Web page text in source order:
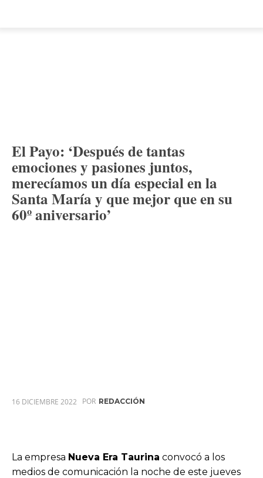
El Payo: ‘Después de tantas
emociones y pasiones juntos,
merecíamos un día especial en la
Santa María y que mejor que en su
60º aniversario’
16 DICIEMBRE 2022 POR REDACCIÓN
La empresa Nueva Era Taurina convocó a los
medios de comunicación la noche de este jueves